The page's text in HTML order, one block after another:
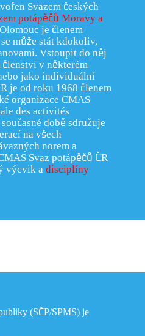
Svazem českých
potápěčů Moravy a
je členem
může stát kdokoliv,
Vstoupit do něj
v některém
jako individuální
je od roku 1968 členem
organizace CMAS
des activités
době sdružuje
na všech
norem a
Svaz potápěčů ČR
výcvik a disciplíny
(SČP/SPMS) je
Novinky